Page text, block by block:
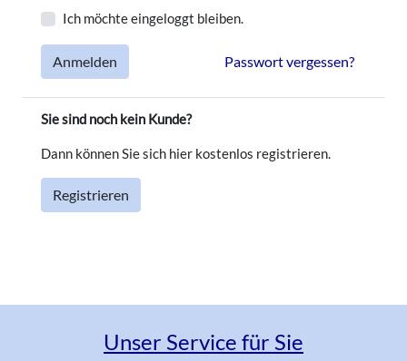
uns
Warenkorb
Anmelden
Ich möchte eingeloggt bleiben.
Anmelden Passwort vergessen?
Sie sind noch kein Kunde?
Dann können Sie sich hier kostenlos registrieren.
Registrieren
Unser Service für Sie